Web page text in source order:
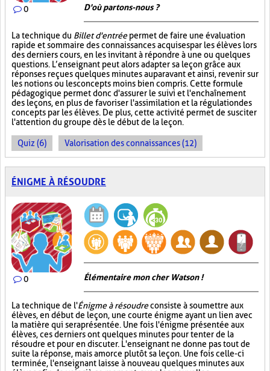
0 D'où partons-nous ?
La technique du Billet d'entréepermet de faire une évaluation
rapide et sommaire des connaissances acquises par les élèves lors
des derniers cours, en les invitant à répondre à une ou quelques
questions. L’enseignant peut alors adapter sa leçon grâce aux
réponses reçues quelques minutes auparavant et ainsi, revenir sur
les notions ou les concepts moins bien compris. Cette formule
pédagogique permet donc d'assurer le suivi et l'enchaînement
des leçons, en plus de favoriser l'assimilation et la régulation des
concepts par les élèves. De plus, cette activité permet de susciter
l'attention du groupe dès le début de la leçon.
Quiz (6) Valorisation des connaissances (12)
ÉNIGME À RÉSOUDRE
0 Élémentaire mon cher Watson !
La technique de l'Énigme à résoudreconsiste à soumettre aux
élèves, en début de leçon, une courte énigme ayant un lien avec
la matière qui sera présentée. Une fois l'énigme présentée aux
élèves, ces derniers ont quelques minutes pour tenter de la
résoudre et pour en discuter. L'enseignant ne donne pas tout de
suite la réponse, mais amorce plutôt sa leçon. Une fois celle-ci
terminée, l'enseignant laisse à nouveau quelques minutes aux